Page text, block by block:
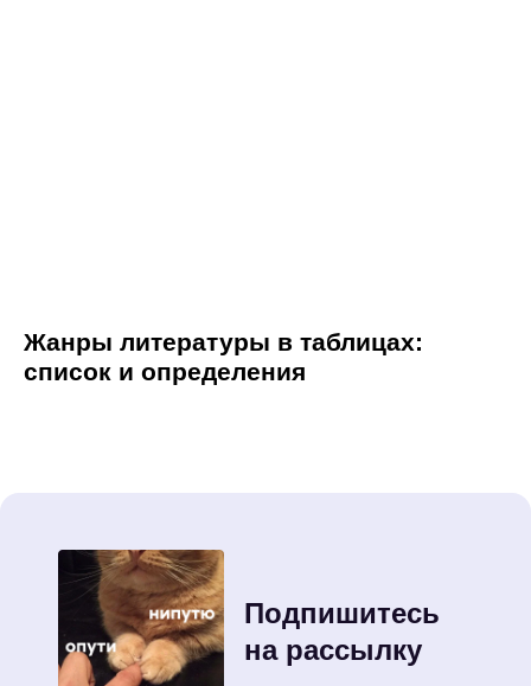
Жанры литературы в таблицах:
список и определения
Подпишитесь
на рассылку